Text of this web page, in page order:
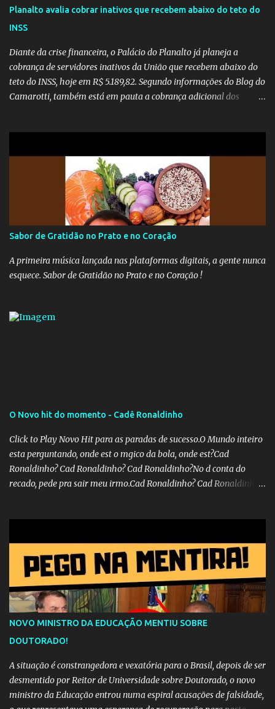
Planalto avalia cobrar inativos que recebem abaixo do teto do
INSS
Diante da crise financeira, o Palácio do Planalto já planeja a
cobrança de servidores inativos da União que recebem abaixo do
teto do INSS, hoje em R$ 5.189,82. Segundo informações do Blog do
Camarotti, também está em pauta a cobrança adicional dos
a publicação, a reforma da Previdência Social também está sendo
analisada pelos governadores, que querem subir a taxa de
recolhimento. Nesse caso, seriam atingidos os inativos da União e
dos estados. Atualmente, o teto do INSS é de R$ 5.189,82
Sabor de Gratidão no Prato e no Coração
A primeira música lançada nas plataformas digitais, a gente nunca
esquece. Sabor de Gratidão no Prato e no Coração !
O Novo hit do momento - Cadê Ronaldinho
Click to Play Novo Hit para as paradas de sucesso.O Mundo inteiro
esta perguntando, onde est o mgico da bola, onde est?Cad
Ronaldinho? Cad Ronaldinho? Cad Ronaldinho?No d conta do
recado, pede pra sair meu irmo.Cad Ronaldinho? Cad Ronaldinho?
NOVO MINISTRO DA EDUCAÇÃO MENTIU SOBRE
DOUTORADO!
A situação é constrangedora e vexatória para o Brasil, depois de ser
desmentido por Reitor de Universidade sobre Doutorado, o novo
ministro da Educação entrou numa espiral acusações de falsidade,